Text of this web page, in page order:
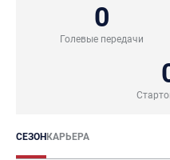
0
Голевые передачи
СЕЗОНКАРЬЕРА